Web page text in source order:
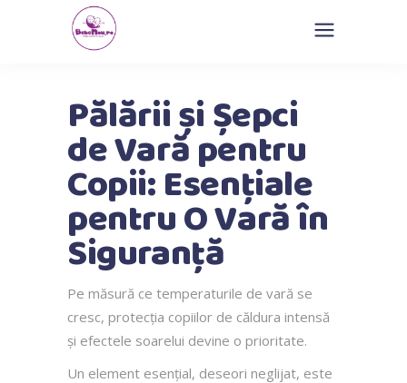
Pălării și Șepci
de Vară pentru
Copii: Esențiale
pentru O Vară în
Siguranță
Pe măsură ce temperaturile de vară se
cresc, protecția copiilor de căldura intensă
și efectele soarelui devine o prioritate.
Un element esențial, deseori neglijat, este